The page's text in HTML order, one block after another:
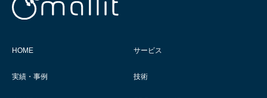
HOME サービス
実績・事例 技術